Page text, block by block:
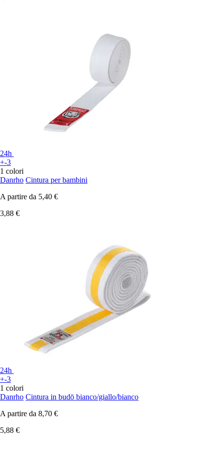
24h
+-3
1 colori
Danrho Cintura per bambini
A partire da 5,40 €
3,88 €
24h
+-3
1 colori
Danrho Cintura in budō bianco/giallo/bianco
A partire da 8,70 €
5,88 €